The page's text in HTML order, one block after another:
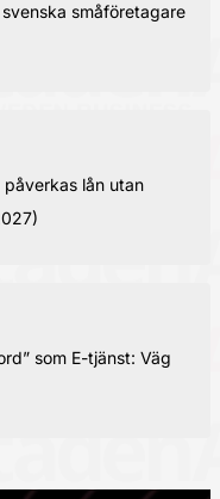
småföretagare
lån utan
som E-tjänst: Väg